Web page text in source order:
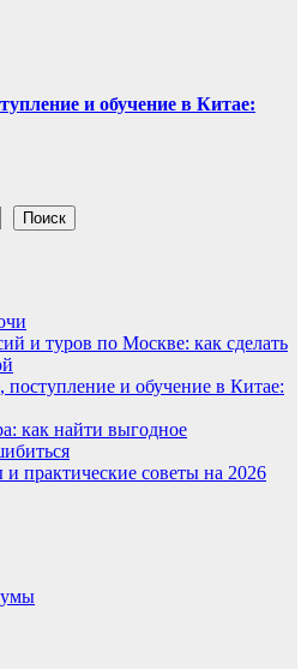
и обучение в Китае:
Поиск
и туров по Москве: как сделать
и обучение в Китае:
как найти выгодное
практические советы на 2026